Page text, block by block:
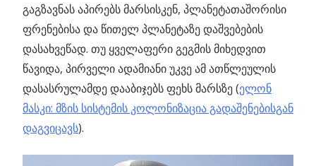
გაგზავნას აპირებს მარსისკენ, პლანეტათაშორისი
ფრენებისა და წითელ პლანეტაზე დაშვებების
დასახვეწად. თუ ყველაფერი გეგმის მიხედვით
წავიდა, პირველი ადამიანი უკვე ამ ათწლეულის
დასასრულამდე დააბიჯებს ფეხს მარსზე (ელონ
მასკი: მზის სისტემის კოლონიზაცია გადაშენებისგან
დაგვიცავს).